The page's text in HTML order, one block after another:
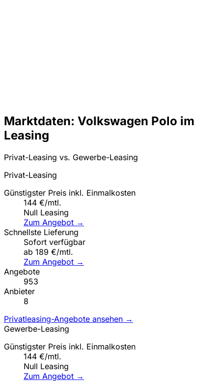
Marktdaten: Volkswagen Polo im
Leasing
Privat-Leasing vs. Gewerbe-Leasing
Privat-Leasing
Günstigster Preis inkl. Einmalkosten
144 €/mtl.
Null Leasing
Zum Angebot →
Schnellste Lieferung
Sofort verfügbar
ab 189 €/mtl.
Zum Angebot →
Angebote
953
Anbieter
8
Privatleasing-Angebote ansehen →
Gewerbe-Leasing
Günstigster Preis inkl. Einmalkosten
144 €/mtl.
Null Leasing
Zum Angebot →